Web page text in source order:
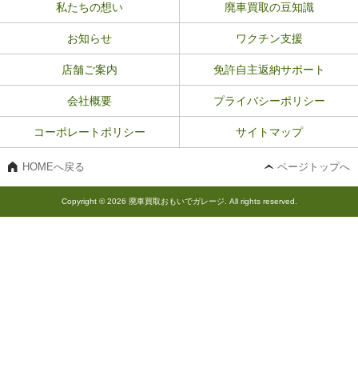
私たちの想い 廃車買取の豆知識
お知らせ ワクチン支援
店舗ご案内 免許自主返納サポート
会社概要 プライバシーポリシー
コーポレートポリシー サイトマップ
HOMEへ戻る ページトップへ
Copyright © 2026 廃車買取おもいでガレージ. All rights reserved.